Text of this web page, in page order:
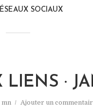
SOCIAUX
LIENS ·
mn Ajouter un